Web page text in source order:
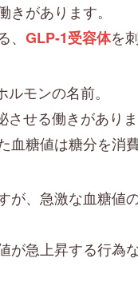
があります。
GLP-1受容体を
モンの名前。
せる働きがありま
糖値は糖分を消
が、急激な血糖
急上昇する行為